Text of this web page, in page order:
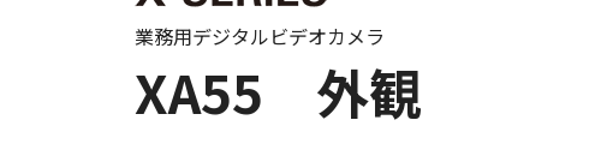
XA55 外観
業務用デジタルビデオカメラ